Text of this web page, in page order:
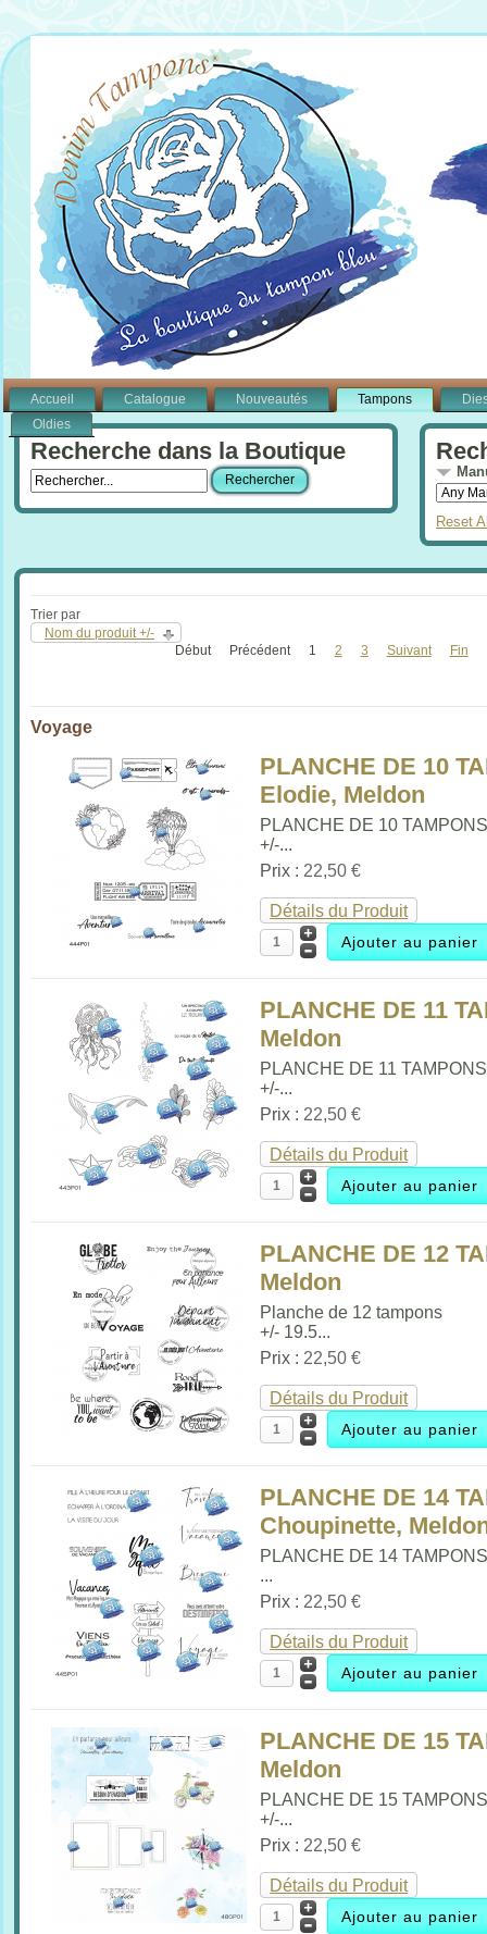
Accueil Catalogue Nouveautés Tampons
Oldies
Recherche dans la Boutique
Reset
Trier par
Nom du produit +/-
Début
Précédent 1 2 3 Suivant Fin
Voyage
PLANCHE DE 10
Elodie, Meldon
PLANCHE DE 10
+/-...
Prix : 22,50 €
Détails du Produit
PLANCHE DE 11
Meldon
PLANCHE DE 11
+/-...
Prix : 22,50 €
Détails du Produit
PLANCHE DE 12
Meldon
Planche de 12 tampons
+/- 19.5...
Prix : 22,50 €
Détails du Produit
PLANCHE DE 14
Choupinette,
PLANCHE DE 14
...
Prix : 22,50 €
Détails du Produit
PLANCHE DE 15
Meldon
PLANCHE DE 15
+/-...
Prix : 22,50 €
Détails du Produit